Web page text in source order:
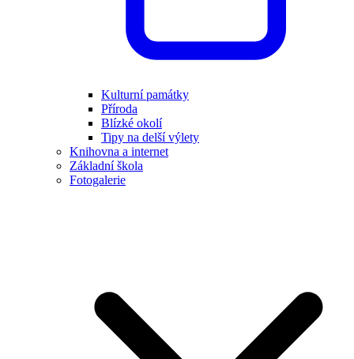
Kulturní památky
Příroda
Blízké okolí
Tipy na delší výlety
Knihovna a internet
Základní škola
Fotogalerie